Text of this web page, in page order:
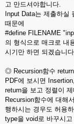
고 만드셔야합니다.
Input Data는 제출하실
때문에
#define FILENAME
의 형식으로 매크로 내
시기만 하면 되겠습니
◎ Recursion함수
PDF에 보시면
return을 보고 정렬이
Recursion함수에 대해
행하시는 경우도 허용
type을 void로 바꾸시